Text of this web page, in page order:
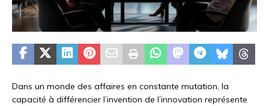
Dans un monde des affaires en constante mutation, la
capacité à différencier l’invention de l’innovation représente